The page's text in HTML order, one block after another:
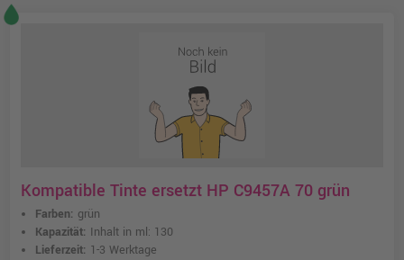
Kompatible Tinte ersetzt HP C9457A 70 grün
Farben: grün
Kapazität: Inhalt in ml: 130
Lieferzeit: 1-3 Werktage